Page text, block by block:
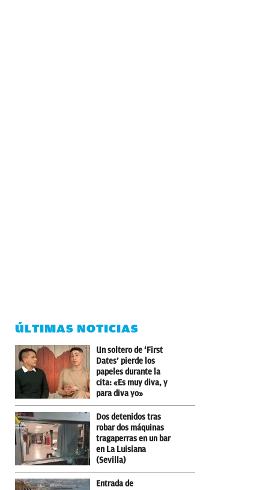
ÚLTIMAS NOTICIAS
Un soltero de ‘First
Dates’ pierde los
papeles durante la
cita: «Es muy diva, y
para diva yo»
Dos detenidos tras
robar dos máquinas
tragaperras en un bar
en La Luisiana
(Sevilla)
Entrada de